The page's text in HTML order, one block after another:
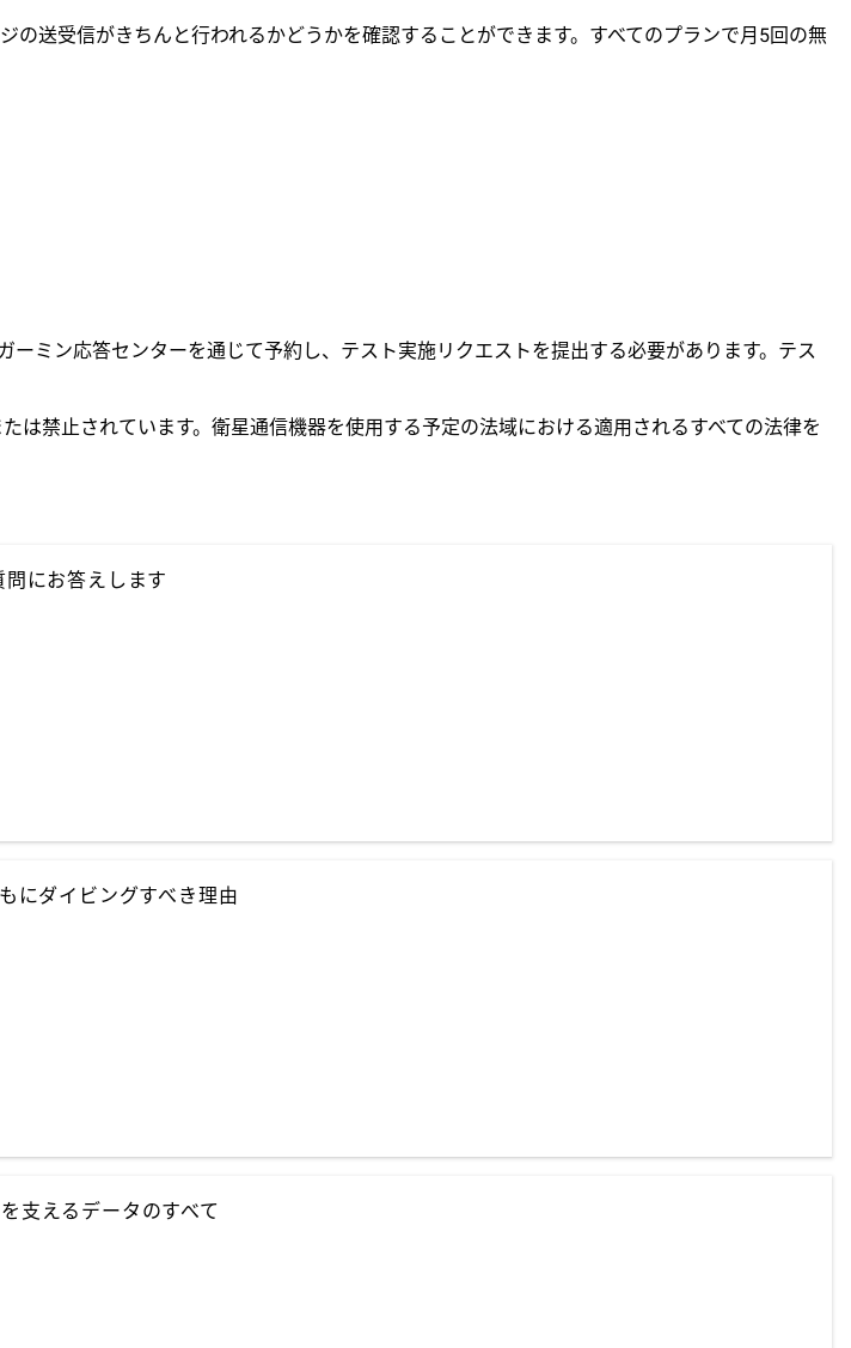
送受信がきちんと行われるかどうかを確認することができます。すべてのプランで月5回の無
ミン応答センターを通じて予約し、テスト実施リクエストを提出する必要があります。テス
禁止されています。衛星通信機器を使用する予定の法域における適用されるすべての法律を
問にお答えします
にダイビングすべき理由
支えるデータのすべて